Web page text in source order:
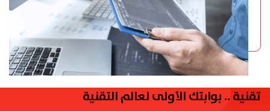
تقنية .. بوابتك الأولى لعالم التقنية